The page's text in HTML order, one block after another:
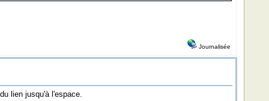
Journalisée
lien jusqu'à l'espace.